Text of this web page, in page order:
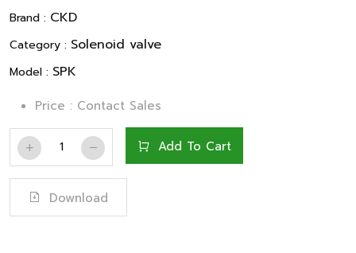
Brand : CKD
Category : Solenoid valve
Model : SPK
Price : Contact Sales
Add To Cart
Download